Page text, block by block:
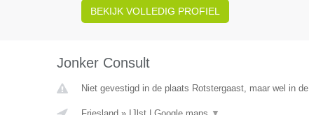
BEKIJK VOLLEDIG PROFIEL
Jonker Consult
Niet gevestigd in de plaats Rotstergaast, maar wel in